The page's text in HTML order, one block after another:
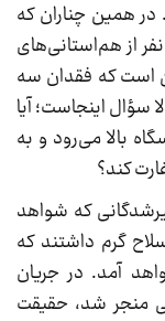
۳۰ سال بودند. در همین چناران که
از هم‌استانی‌های
است که فقدان سه
سؤال اینجاست؛ آیا
بالا می‌رود و به
کند؟
که شواهد
گرم داشتند که
آمد. در جریان
منجر شد، حقیقت